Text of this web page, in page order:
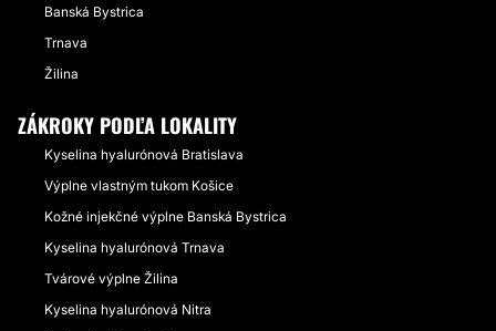
Banská Bystrica
Trnava
Žilina
ZÁKROKY PODĽA LOKALITY
Kyselina hyalurónová Bratislava
Výplne vlastným tukom Košice
Kožné injekčné výplne Banská Bystrica
Kyselina hyalurónová Trnava
Tvárové výplne Žilina
Kyselina hyalurónová Nitra